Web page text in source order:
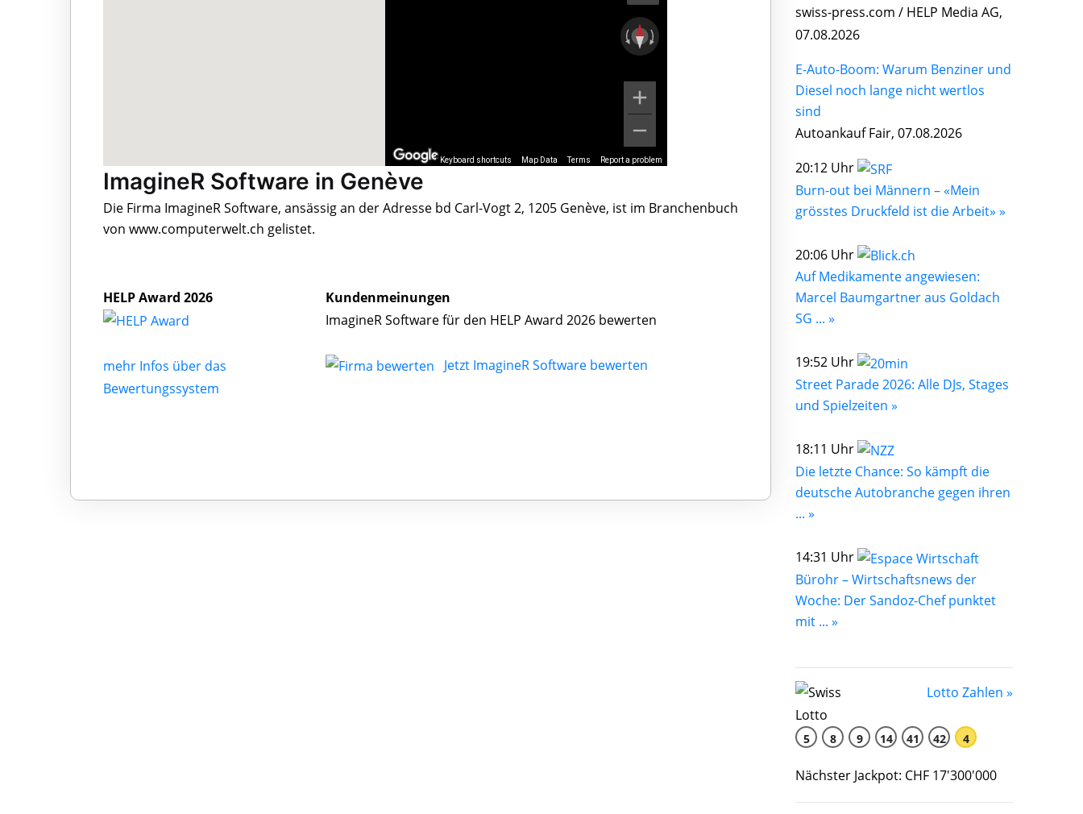
Keyboard shortcuts Map Data Terms Report a problem
ImagineR Software in Genève
Die Firma ImagineR Software, ansässig an der Adresse bd Carl-Vogt 2, 1205 Genève, ist im Branchenbuch
von www.computerwelt.ch gelistet.
HELP Award 2026
mehr Infos über das
Bewertungssystem
Kundenmeinungen
ImagineR Software für den HELP Award 2026 bewerten
Jetzt ImagineR Software bewerten
swiss-press.com / HELP Media AG,
07.08.2026
E-Auto-Boom: Warum Benziner und
Diesel noch lange nicht wertlos
sind
Autoankauf Fair, 07.08.2026
20:12 Uhr
Burn-out bei Männern – «Mein
grösstes Druckfeld ist die Arbeit» »
20:06 Uhr
Auf Medikamente angewiesen:
Marcel Baumgartner aus Goldach
SG ... »
19:52 Uhr
Street Parade 2026: Alle DJs, Stages
und Spielzeiten »
18:11 Uhr
Die letzte Chance: So kämpft die
deutsche Autobranche gegen ihren
... »
14:31 Uhr
Bürohr – Wirtschaftsnews der
Woche: Der Sandoz-Chef punktet
mit ... »
Lotto Zahlen »
5 8 9 14 41 42 4
Nächster Jackpot: CHF 17'300'000